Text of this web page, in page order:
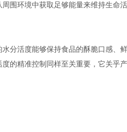
围环境中获取足够能量来维持生命
分活度能够保持食品的酥脆口感、
的精准控制同样至关重要，它关乎产